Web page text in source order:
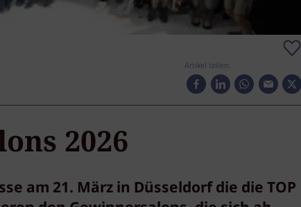
Artikel teilen:
2026
am 21. März in Düsseldorf die die TOP